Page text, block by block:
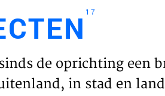
HOME
17
de oprichting een
in stad en